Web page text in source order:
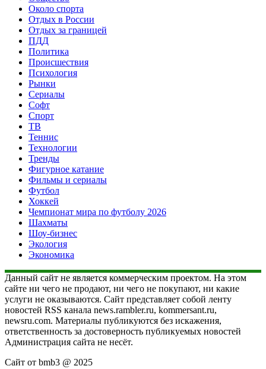
Около спорта
Отдых в России
Отдых за границей
ПДД
Политика
Происшествия
Психология
Рынки
Сериалы
Софт
Спорт
ТВ
Теннис
Технологии
Тренды
Фигурное катание
Фильмы и сериалы
Футбол
Хоккей
Чемпионат мира по футболу 2026
Шахматы
Шоу-бизнес
Экология
Экономика
Данный сайт не является коммерческим проектом. На этом
сайте ни чего не продают, ни чего не покупают, ни какие
услуги не оказываются. Сайт представляет собой ленту
новостей RSS канала news.rambler.ru, kommersant.ru,
newsru.com. Материалы публикуются без искажения,
ответственность за достоверность публикуемых новостей
Администрация сайта не несёт.
Сайт от bmb3 @ 2025